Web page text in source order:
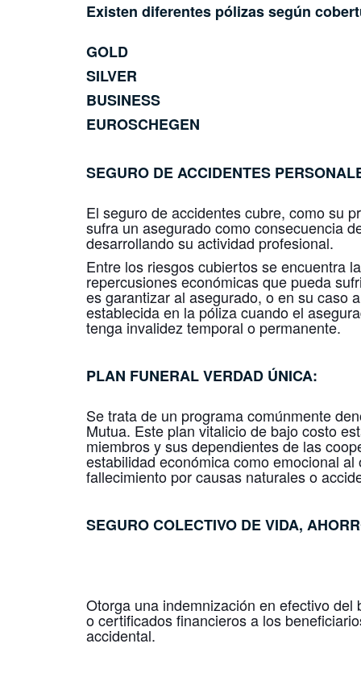
Existen diferentes pólizas según
GOLD
SILVER
BUSINESS
EUROSCHEGEN
SEGURO DE ACCIDENTES
El seguro de accidentes cubre, como su
sufra un asegurado como consecuencia
desarrollando su actividad profesional.
Entre los riesgos cubiertos se encuentra
repercusiones económicas que pueda
es garantizar al asegurado, o en su caso
establecida en la póliza cuando el
tenga invalidez temporal o permanente.
PLAN FUNERALVERDAD ÚNICA:
Se trata de un programa comúnmente
Mutua. Este plan vitalicio de bajo costo
miembros y sus dependientes de las
estabilidad económica como emocional
fallecimiento por causas naturales o
SEGURO COLECTIVO DEVIDA,
Otorga una indemnización en efectivo
o certificados financieros a los
accidental.